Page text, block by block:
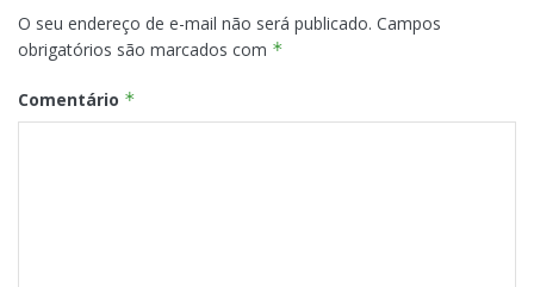
O seu endereço de e-mail não será publicado. Campos
obrigatórios são marcados com *
Comentário *